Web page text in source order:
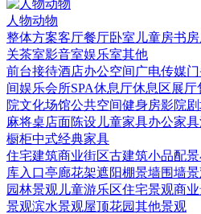
人物动物
整体方案客厅餐厅卧室 儿童房书房
关茶室影音室娱乐室其他
前台接待酒店办公空间 广电传媒
间娱乐会所SPA休息厅休息区展厅
院文化场馆公共空间健身房影院
麻将桌店面陈设 儿童家具办公家具
橱柜中式经典家具
住宅建筑商业街区古建筑小品配景
库入口亭廊花架遮阳棚景墙围墙
园林景观 儿童游乐区住宅景观商
景观滨水景观屋顶花园其他景观